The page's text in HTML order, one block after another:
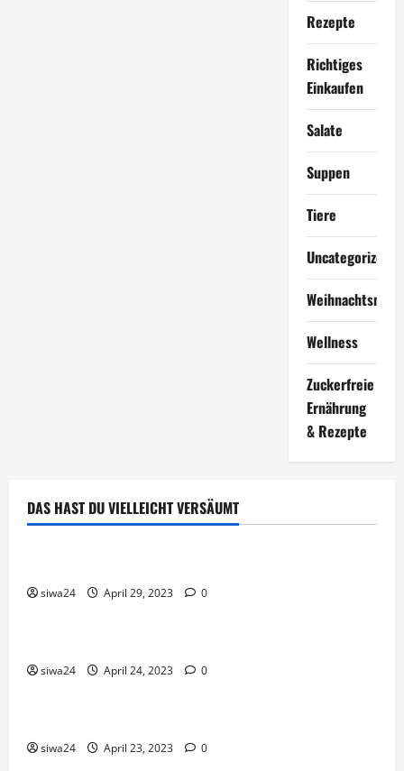
Rezepte
Richtiges
Einkaufen
Salate
Suppen
Tiere
Uncategorized
Wellness
Zuckerfreie
Ernährung
& Rezepte
DAS HAST DU VIELLEICHT VERSÄUMT
Brot & Brötchen
siwa24 April 29, 2023 0
Pfannen-Gerichte Rezepte
siwa24 April 24, 2023 0
Brot & Brötchen
siwa24 April 23, 2023 0
Brot & Brötchen